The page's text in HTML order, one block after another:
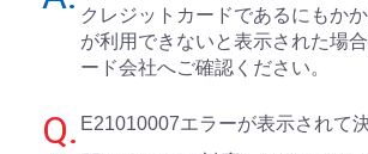
クレジットカードであるにもか
が利用できないと表示された場
ード会社へご確認ください。
E21010007エラーが表示されて